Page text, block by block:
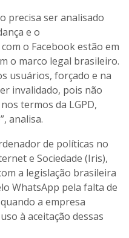
precisa ser analisado
e o
o Facebook estão em
o marco legal brasileiro.
usuários, forçado e na
invalidado, pois não
termos da LGPD,
analisa.
de políticas no
e Sociedade (Iris),
a legislação brasileira
WhatsApp pela falta de
a empresa
à aceitação dessas